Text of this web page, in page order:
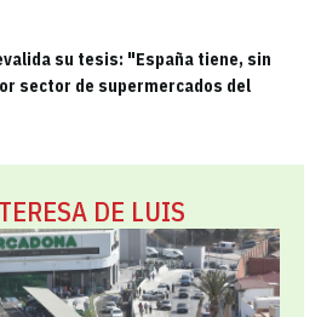
su tesis: "España tiene, sin
sector de supermercados del
DE LUIS